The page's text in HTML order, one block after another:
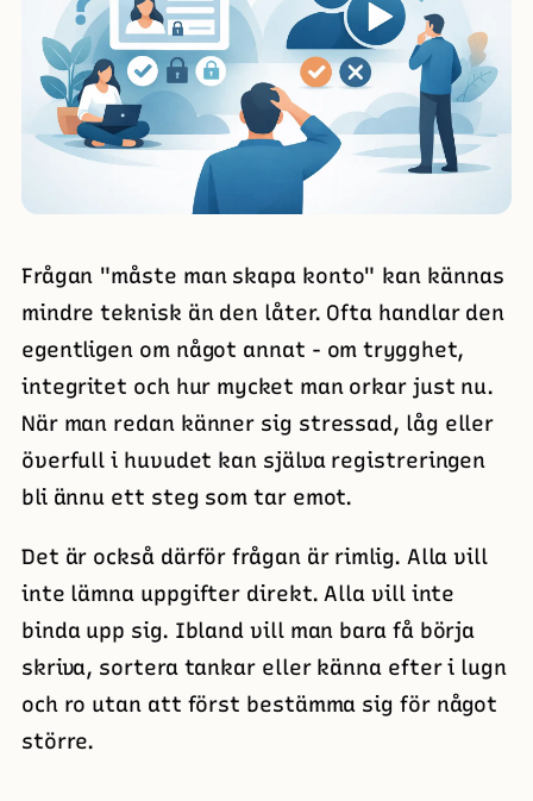
Frågan "måste man skapa konto" kan kännas
mindre teknisk än den låter. Ofta handlar den
egentligen om något annat - om trygghet,
integritet och hur mycket man orkar just nu.
När man redan känner sig stressad, låg eller
överfull i huvudet kan själva registreringen
bli ännu ett steg som tar emot.
Det är också därför frågan är rimlig. Alla vill
inte lämna uppgifter direkt. Alla vill inte
binda upp sig. Ibland vill man bara få börja
skriva, sortera tankar eller känna efter i lugn
och ro utan att först bestämma sig för något
större.